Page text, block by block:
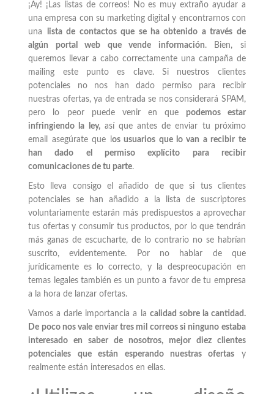
¡Ay! ¡Las listas de correos! No es muy extraño ayudar a
una empresa con su marketing digital y encontrarnos con
una
lista de contactos que se ha obtenido a través de
algún portal web que vende información. Bien, si
queremos llevar a cabo correctamente una campaña de
mailing este punto es clave. Si nuestros clientes
potenciales no nos han dado permiso para recibir
nuestras ofertas, ya de entrada se nos considerará SPAM,
pero lo peor puede venir en que podemos estar
infringiendo la ley,así que antes de enviar tu próximo
email asegúrate que l os usuarios que lo van a recibir te
han dado el permiso explícito para recibir
comunicaciones de tu parte.
Esto lleva consigo el añadido de que si tus clientes
potenciales se han añadido a la lista de suscriptores
voluntariamente estarán más predispuestos a aprovechar
tus ofertas y consumir tus productos, por lo que tendrán
más ganas de escucharte, de lo contrario no se habrían
suscrito, evidentemente. Por no hablar de que
jurídicamente es lo correcto, y la despreocupación en
temas legales también es un punto a favor de tu empresa
a la hora de lanzar ofertas.
Vamos a darle importancia a la calidad sobre la cantidad.
De poco nos vale enviar tres mil correos si ninguno estaba
interesado en saber de nosotros, mejor diez clientes
potenciales que están esperando nuestras ofertas y
realmente están interesados en ellas.